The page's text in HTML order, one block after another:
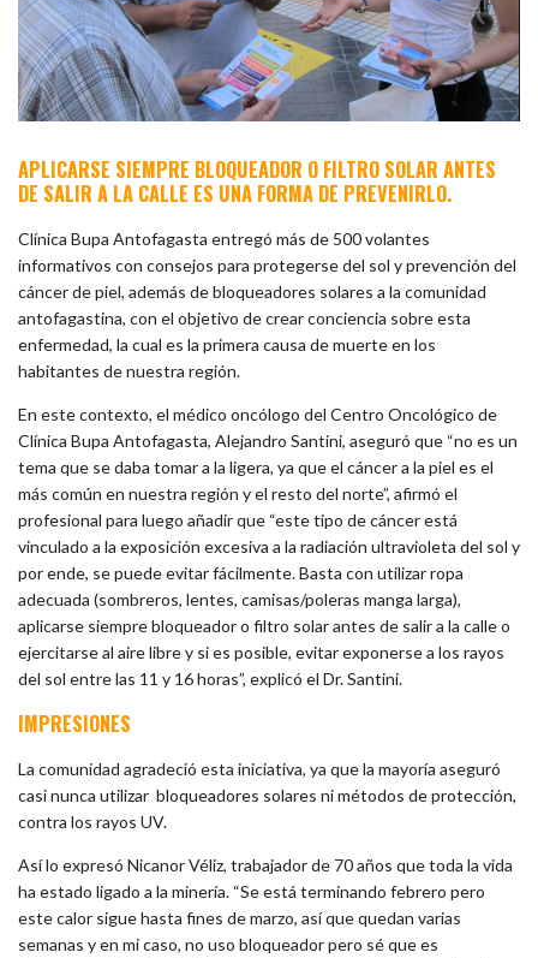
APLICARSE SIEMPRE BLOQUEADOR O FILTRO SOLAR ANTES
DE SALIR A LA CALLE ES UNA FORMA DE PREVENIRLO.
Clínica Bupa Antofagasta entregó más de 500 volantes
informativos con consejos para protegerse del sol y prevención del
cáncer de piel, además de bloqueadores solares a la comunidad
antofagastina, con el objetivo de crear conciencia sobre esta
enfermedad, la cual es la primera causa de muerte en los
habitantes de nuestra región.
En este contexto, el médico oncólogo del Centro Oncológico de
Clínica Bupa Antofagasta, Alejandro Santini, aseguró que “no es un
tema que se daba tomar a la ligera, ya que el cáncer a la piel es el
más común en nuestra región y el resto del norte”, afirmó el
profesional para luego añadir que “este tipo de cáncer está
vinculado a la exposición excesiva a la radiación ultravioleta del sol y
por ende, se puede evitar fácilmente. Basta con utilizar ropa
adecuada (sombreros, lentes, camisas/poleras manga larga),
aplicarse siempre bloqueador o filtro solar antes de salir a la calle o
ejercitarse al aire libre y si es posible, evitar exponerse a los rayos
del sol entre las 11 y 16 horas”, explicó el Dr. Santini.
IMPRESIONES
La comunidad agradeció esta iniciativa, ya que la mayoría aseguró
casi nunca utilizar bloqueadores solares ni métodos de protección,
contra los rayos UV.
Así lo expresó Nicanor Véliz, trabajador de 70 años que toda la vida
ha estado ligado a la minería. “Se está terminando febrero pero
este calor sigue hasta fines de marzo, así que quedan varias
semanas y en mi caso, no uso bloqueador pero sé que es